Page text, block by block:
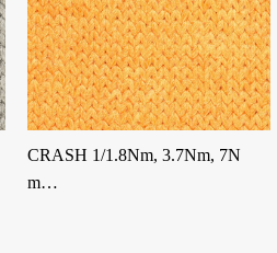
CRASH 1/1.8Nm, 3.7Nm, 7N
m…